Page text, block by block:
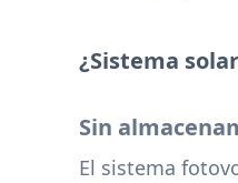
¿Sistema
Sin
El sistema